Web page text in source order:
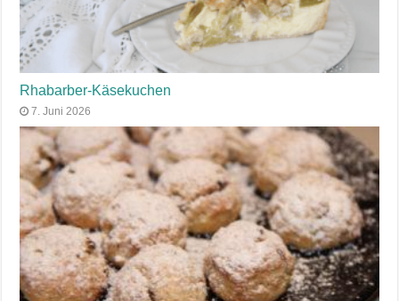
Rhabarber-Käsekuchen
7. Juni 2026